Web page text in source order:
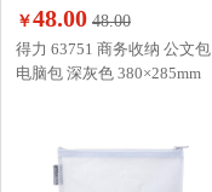
￥48.00 48.00
得力 63751 商务收纳 公文包
电脑包 深灰色 380×285mm